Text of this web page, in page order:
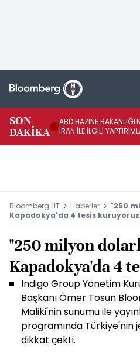
SON
DAKİKA
ABD HAZİNE
İRAN İLE İLGİLİ
Bloomberg HT Haberler
"250
Kapadokya'da 4 tesis
"250 milyon
Kapadokya'da 4
Indigo Group Yönetim
Başkanı Ömer Tosun
Maliki'nin sunumu ile
programında
dikkat çekti.